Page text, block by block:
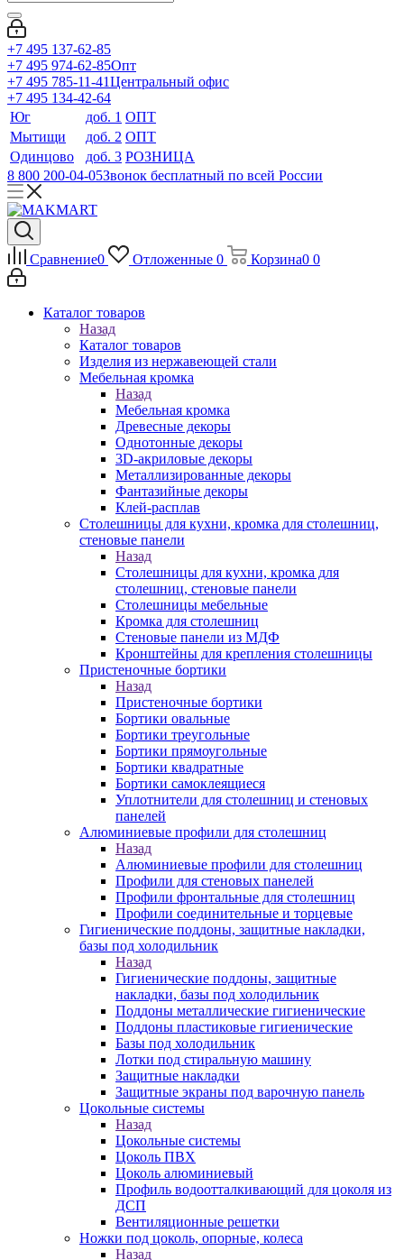
+7 495 137-62-85
+7 495 974-62-85Опт
+7 495 785-11-41Центральный офис
+7 495 134-42-64
Юг
доб. 1 ОПТ
Мытищи
доб. 2 ОПТ
Одинцово
доб. 3 РОЗНИЦА
8 800 200-04-05Звонок бесплатный по всей России
Сравнение0 Отложенные 0 Корзина0 0
Каталог товаров
Назад
Каталог товаров
Изделия из нержавеющей стали
Мебельная кромка
Назад
Мебельная кромка
Древесные декоры
Однотонные декоры
3D-акриловые декоры
Металлизированные декоры
Фантазийные декоры
Клей-расплав
Столешницы для кухни, кромка для столешниц,
стеновые панели
Назад
Столешницы для кухни, кромка для
столешниц, стеновые панели
Столешницы мебельные
Кромка для столешниц
Стеновые панели из МДФ
Кронштейны для крепления столешницы
Пристеночные бортики
Назад
Пристеночные бортики
Бортики овальные
Бортики треугольные
Бортики прямоугольные
Бортики квадратные
Бортики самоклеящиеся
Уплотнители для столешниц и стеновых
панелей
Алюминиевые профили для столешниц
Назад
Алюминиевые профили для столешниц
Профили для стеновых панелей
Профили фронтальные для столешниц
Профили соединительные и торцевые
Гигиенические поддоны, защитные накладки,
базы под холодильник
Назад
Гигиенические поддоны, защитные
накладки, базы под холодильник
Поддоны металлические гигиенические
Поддоны пластиковые гигиенические
Базы под холодильник
Лотки под стиральную машину
Защитные накладки
Защитные экраны под варочную панель
Цокольные системы
Назад
Цокольные системы
Цоколь ПВХ
Цоколь алюминиевый
Профиль водоотталкивающий для цоколя из
ДСП
Вентиляционные решетки
Ножки под цоколь, опорные, колеса
Назад